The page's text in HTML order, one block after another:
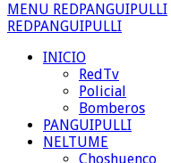
MENU REDPANGUIPULLI
REDPANGUIPULLI
INICIO
RedTv
Policial
Bomberos
PANGUIPULLI
NELTUME
Choshuenco